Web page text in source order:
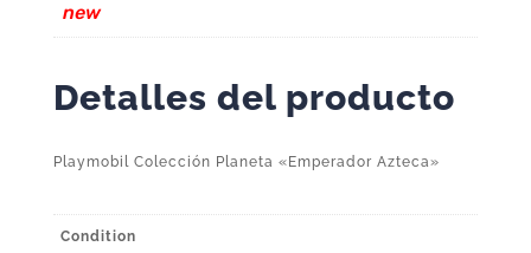
new
Detalles del producto
Playmobil Colección Planeta «Emperador Azteca»
Condition